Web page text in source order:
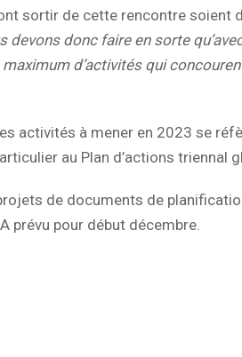
sortir de cette rencontre soient
devons donc faire en sorte
d’activités qui
activités à mener en 2023 se
au Plan d’actions triennal
de documents de
prévu pour début décembre.